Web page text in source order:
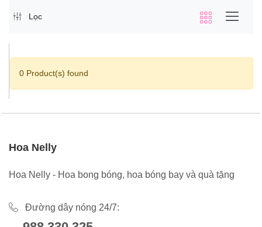
Lọc
0 Product(s) found
Hoa Nelly
Hoa Nelly - Hoa bong bóng, hoa bóng bay và quà tặng
Đường dây nóng 24/7: